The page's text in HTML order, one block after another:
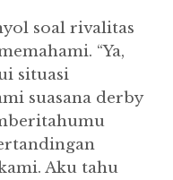
soal rivalitas
“Ya,
situasi
suasana derby
Aku tahu